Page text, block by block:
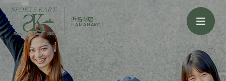
浜名湖店
HAMANAKO